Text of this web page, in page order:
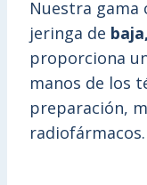
Nuestra
jeringa de
proporciona
manos de los
preparación,
radiofármacos.